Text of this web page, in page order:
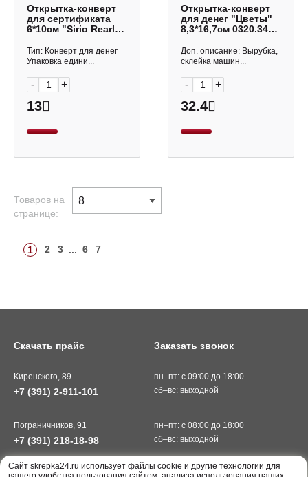
Открытка-конверт
для сертификата
6*10см "Sirio Rearl"
Тип: Конверт для денег
Упаковка едини...
- +
13
Открытка-конверт
для денег "Цветы"
8,3*16,7см 0320.349
Доп. описание: Вырубка,
склейка машин...
- +
32.4
Товаров на
странице:
1 2 3 6 7
Киренского, 89
+7 (391) 2-911-101
пн–пт: с 09:00 до 18:00
сб–вс: выходной
Пограничников, 91
+7 (391) 218-18-98
пн–пт: с 08:00 до 18:00
сб–вс: выходной
Заказать звонок
Скачать прайс
Cайт skrepka24.ru использует файлы cookie и другие технологии для